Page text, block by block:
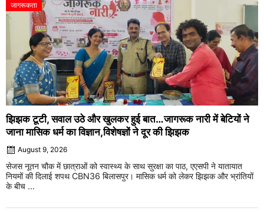
जागरूकता
झिझक टूटी, सवाल उठे और खुलकर हुई बात…जागरूक नारी में बेटियों ने
जाना मासिक धर्म का विज्ञान,विशेषज्ञों ने दूर की झिझक
August 9, 2026
सेजस नूतन चौक में छात्राओं को स्वास्थ्य के साथ सुरक्षा का पाठ, एएसपी ने यातायात
नियमों की दिलाई शपथ CBN36 बिलासपुर। मासिक धर्म को लेकर झिझक और भ्रांतियों
के बीच ...